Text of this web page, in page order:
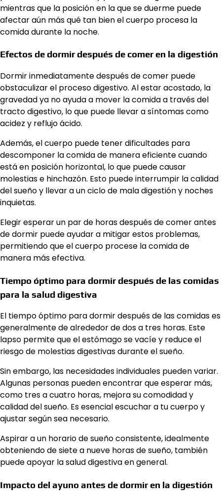
mientras que la posición en la que se duerme puede
afectar aún más qué tan bien el cuerpo procesa la
comida durante la noche.
Efectos de dormir después de comer en la digestión
Dormir inmediatamente después de comer puede
obstaculizar el proceso digestivo. Al estar acostado, la
gravedad ya no ayuda a mover la comida a través del
tracto digestivo, lo que puede llevar a síntomas como
acidez y reflujo ácido.
Además, el cuerpo puede tener dificultades para
descomponer la comida de manera eficiente cuando
está en posición horizontal, lo que puede causar
molestias e hinchazón. Esto puede interrumpir la calidad
del sueño y llevar a un ciclo de mala digestión y noches
inquietas.
Elegir esperar un par de horas después de comer antes
de dormir puede ayudar a mitigar estos problemas,
permitiendo que el cuerpo procese la comida de
manera más efectiva.
Tiempo óptimo para dormir después de las comidas
para la salud digestiva
El tiempo óptimo para dormir después de las comidas es
generalmente de alrededor de dos a tres horas. Este
lapso permite que el estómago se vacíe y reduce el
riesgo de molestias digestivas durante el sueño.
Sin embargo, las necesidades individuales pueden variar.
Algunas personas pueden encontrar que esperar más,
como tres a cuatro horas, mejora su comodidad y
calidad del sueño. Es esencial escuchar a tu cuerpo y
ajustar según sea necesario.
Aspirar a un horario de sueño consistente, idealmente
obteniendo de siete a nueve horas de sueño, también
puede apoyar la salud digestiva en general.
Impacto del ayuno antes de dormir en la digestión